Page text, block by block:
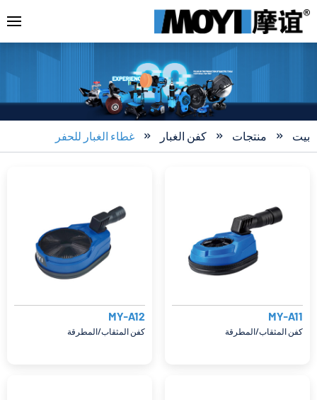
بيت  منتجات  كفن الغبار  غطاء الغبار للحفر
MY-A11
كفن المثقاب/المطرقة
MY-A12
كفن المثقاب/المطرقة